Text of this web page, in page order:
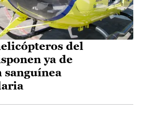
del
ya de